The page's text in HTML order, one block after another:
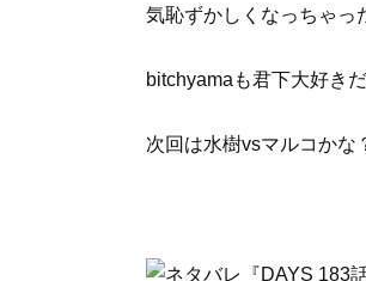
気恥ずかしくなっちゃっ
bitchyamaも君下大好き
次回は水樹vsマルコかな